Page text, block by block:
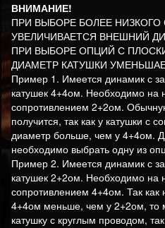
ВНИМАНИЕ!
ПРИ ВЫБОРЕ БОЛЕЕ
УВЕЛИЧИВАЕТСЯ ВНЕШНИЙ
ПРИ ВЫБОРЕ ОПЦИЙ С
ДИАМЕТР КАТУШКИ
Пример 1. Имеется динамик с
катушек 4+4ом. Необходимо на
сопротивлением 2+2ом.
получится, так как у катушки с
диаметр больше, чем у 4+4ом.
необходимо выбрать одну из
Пример 2. Имеется динамик с
катушек 2+2ом. Необходимо на
сопротивлением 4+4ом. Так
4+4ом меньше, чем у 2+2ом, то
катушку с круглым проводом,